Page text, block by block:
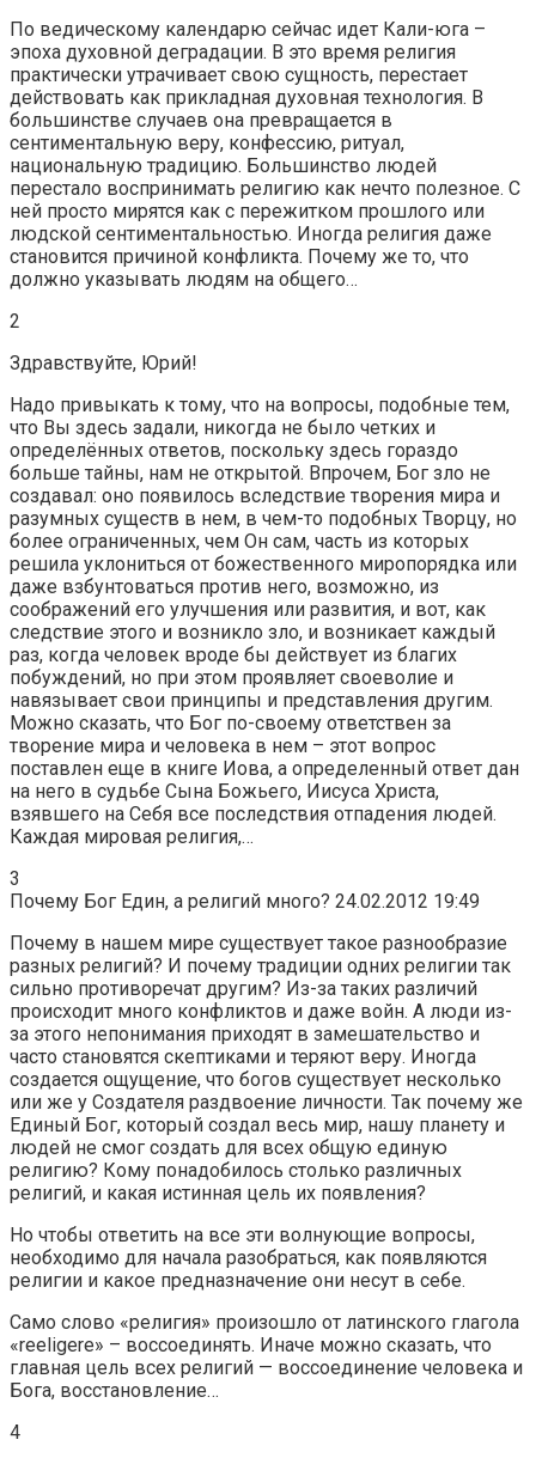
По ведическому календарю сейчас идет Кали-юга –
эпоха духовной деградации. В это время религия
практически утрачивает свою сущность, перестает
действовать как прикладная духовная технология. В
большинстве случаев она превращается в
сентиментальную веру, конфессию, ритуал,
национальную традицию. Большинство людей
перестало воспринимать религию как нечто полезное. С
ней просто мирятся как с пережитком прошлого или
людской сентиментальностью. Иногда религия даже
становится причиной конфликта. Почему же то, что
должно указывать людям на общего…
2
Здравствуйте, Юрий!
Надо привыкать к тому, что на вопросы, подобные тем,
что Вы здесь задали, никогда не было четких и
определённых ответов, поскольку здесь гораздо
больше тайны, нам не открытой. Впрочем, Бог зло не
создавал: оно появилось вследствие творения мира и
разумных существ в нем, в чем-то подобных Творцу, но
более ограниченных, чем Он сам, часть из которых
решила уклониться от божественного миропорядка или
даже взбунтоваться против него, возможно, из
соображений его улучшения или развития, и вот, как
следствие этого и возникло зло, и возникает каждый
раз, когда человек вроде бы действует из благих
побуждений, но при этом проявляет своеволие и
навязывает свои принципы и представления другим.
Можно сказать, что Бог по-своему ответствен за
творение мира и человека в нем – этот вопрос
поставлен еще в книге Иова, а определенный ответ дан
на него в судьбе Сына Божьего, Иисуса Христа,
взявшего на Себя все последствия отпадения людей.
Каждая мировая религия,…
3
Почему Бог Един, а религий много? 24.02.2012 19:49
Почему в нашем мире существует такое разнообразие
разных религий? И почему традиции одних религии так
сильно противоречат другим? Из-за таких различий
происходит много конфликтов и даже войн. А люди из-
за этого непонимания приходят в замешательство и
часто становятся скептиками и теряют веру. Иногда
создается ощущение, что богов существует несколько
или же у Создателя раздвоение личности. Так почему же
Единый Бог, который создал весь мир, нашу планету и
людей не смог создать для всех общую единую
религию? Кому понадобилось столько различных
религий, и какая истинная цель их появления?
Но чтобы ответить на все эти волнующие вопросы,
необходимо для начала разобраться, как появляются
религии и какое предназначение они несут в себе.
Само слово «религия» произошло от латинского глагола
«reeligere» – воссоединять. Иначе можно сказать, что
главная цель всех религий — воссоединение человека и
Бога, восстановление…
4